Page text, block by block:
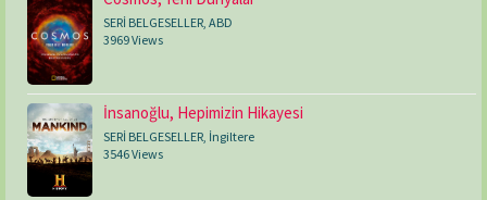
SERİ BELGESELLER, ABD
3969 Views
İnsanoğlu, Hepimizin Hikayesi
SERİ BELGESELLER, İngiltere
3546 Views